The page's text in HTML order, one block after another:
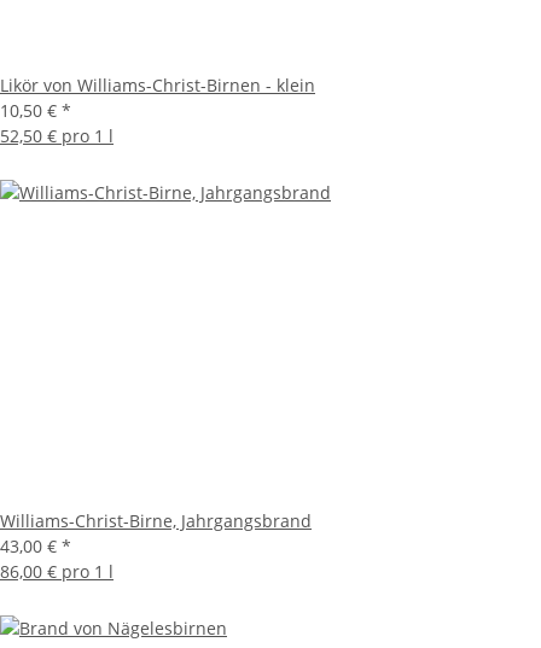
Likör von Williams-Christ-Birnen - klein
10,50 € *
52,50 € pro 1 l
Williams-Christ-Birne, Jahrgangsbrand
43,00 € *
86,00 € pro 1 l